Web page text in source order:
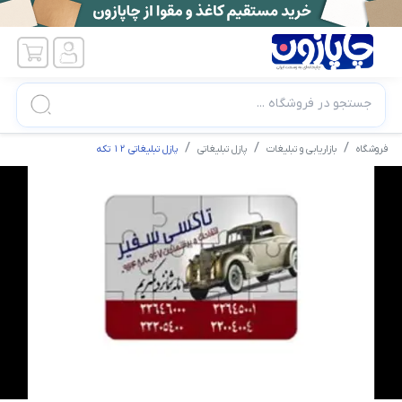
جستجو در فروشگاه ...
فروشگاه بازاریابی و تبلیغات پازل تبلیغاتی پازل تبلیغاتی 12 تکه